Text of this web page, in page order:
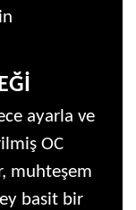
ayarla ve
OC
muhteşem
basit bir